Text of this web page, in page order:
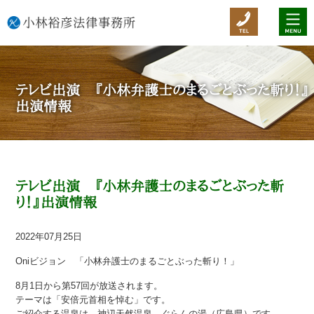
テレビ出演 『小林弁護士のまるごとぶった斬り！』
出演情報
テレビ出演 『小林弁護士のまるごとぶった斬
り！』出演情報
2022年07月25日
Oniビジョン 「小林弁護士のまるごとぶった斬り！」
8月1日から第57回が放送されます。
テーマは「安倍元首相を悼む」です。